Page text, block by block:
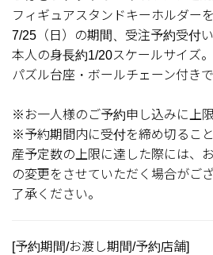
フィギュアスタンドキーホルダー
7/25（日）の期間、受注予約受付い
本人の身長約1/20スケールサイズ
パズル台座・ボールチェーン付きで
※お一人様のご予約申し込みに上
※予約期間内に受付を締め切るこ
産予定数の上限に達した際には、
の変更をさせていただく場合がご
了承ください。
[予約期間/お渡し期間/予約店舗]